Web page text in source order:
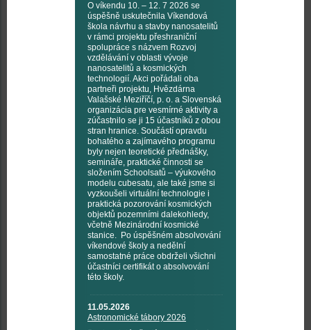
O víkendu 10. – 12. 7 2026 se
úspěšně uskutečnila Víkendová
škola návrhu a stavby nanosatelitů
v rámci projektu přeshraniční
spolupráce s názvem Rozvoj
vzdělávání v oblasti vývoje
nanosatelitů a kosmických
technologií. Akci pořádali oba
partneři projektu, Hvězdárna
Valašské Meziříčí, p. o. a Slovenská
organizácia pre vesmírné aktivity a
zúčastnilo se ji 15 účastníků z obou
stran hranice. Součástí opravdu
bohatého a zajímavého programu
byly nejen teoretické přednášky,
semináře, praktické činnosti se
složením Schoolsatů – výukového
modelu cubesatu, ale také jsme si
vyzkoušeli virtuální technologie i
praktická pozorování kosmických
objektů pozemními dalekohledy,
včetně Mezinárodní kosmické
stanice. Po úspěšném absolvování
víkendové školy a nedělní
samostatné práce obdrželi všichni
účastníci certifikát o absolvování
této školy.
11.05.2026
Astronomické tábory 2026